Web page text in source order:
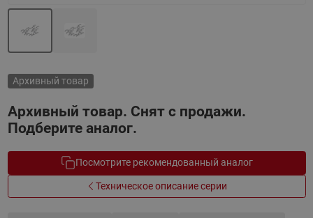
Архивный товар
Архивный товар. Снят с продажи.
Подберите аналог.
Посмотрите рекомендованный аналог
Техническое описание серии